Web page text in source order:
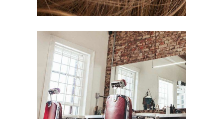
BOB
HAIR PRODUCTS